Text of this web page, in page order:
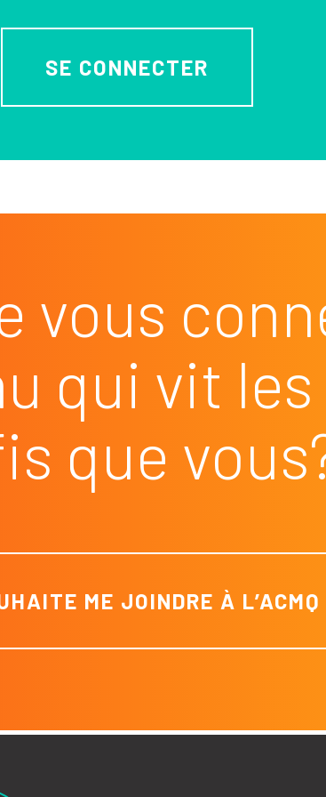
SE CONNECTER
vous
qui vit
que
ME JOINDRE À L’ACMQ